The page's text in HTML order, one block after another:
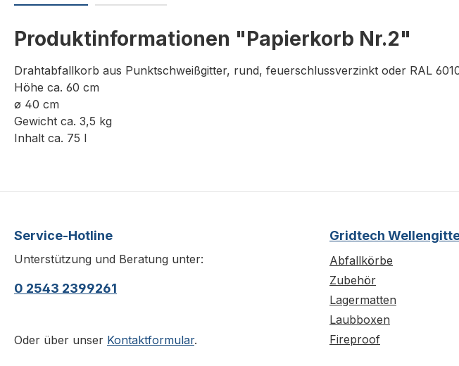
Produktinformationen "Papierkorb Nr.2"
Drahtabfallkorb aus Punktschweißgitter, rund, feuerschlussverzinkt oder RAL
Höhe ca. 60 cm
ø 40 cm
Gewicht ca. 3,5 kg
Inhalt ca. 75 l
Service-Hotline
Unterstützung und Beratung unter:
0 2543 2399261
Oder über unser Kontaktformular.
Gridtech
Abfallkörbe
Zubehör
Lagermatten
Laubboxen
Fireproof